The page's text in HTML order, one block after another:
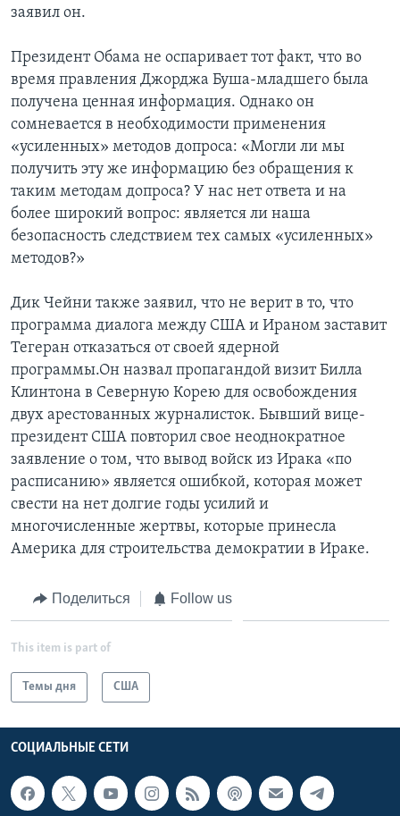
заявил он.
Президент Обама не оспаривает тот факт, что во
время правления Джорджа Буша-младшего была
получена ценная информация. Однако он
сомневается в необходимости применения
«усиленных» методов допроса: «Могли ли мы
получить эту же информацию без обращения к
таким методам допроса? У нас нет ответа и на
более широкий вопрос: является ли наша
безопасность следствием тех самых «усиленных»
методов?»
Дик Чейни также заявил, что не верит в то, что
программа диалога между США и Ираном заставит
Тегеран отказаться от своей ядерной
программы.Он назвал пропагандой визит Билла
Клинтона в Северную Корею для освобождения
двух арестованных журналисток. Бывший вице-
президент США повторил свое неоднократное
заявление о том, что вывод войск из Ирака «по
расписанию» является ошибкой, которая может
свести на нет долгие годы усилий и
многочисленные жертвы, которые принесла
Америка для строительства демократии в Ираке.
Поделиться Follow us
This item is part of
Темы дня США
СОЦИАЛЬНЫЕ СЕТИ